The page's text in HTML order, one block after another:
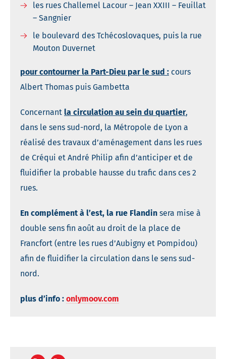
les rues Challemel Lacour – Jean XXIII – Feuillat
– Sangnier
le boulevard des Tchécoslovaques, puis la rue
Mouton Duvernet
pour contourner la Part-Dieu par le sud : cours
Albert Thomas puis Gambetta
Concernant la circulation au sein du quartier,
dans le sens sud-nord, la Métropole de Lyon a
réalisé des travaux d’aménagement dans les rues
de Créqui et André Philip afin d’anticiper et de
fluidifier la probable hausse du trafic dans ces 2
rues.
En complément à l’est, la rue Flandin sera mise à
double sens fin août au droit de la place de
Francfort (entre les rues d’Aubigny et Pompidou)
afin de fluidifier la circulation dans le sens sud-
nord.
plus d’info : onlymoov.com